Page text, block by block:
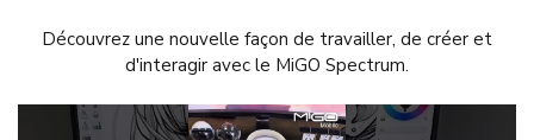
Découvrez une nouvelle façon de travailler, de créer et
d'interagir avec le MiGO Spectrum.